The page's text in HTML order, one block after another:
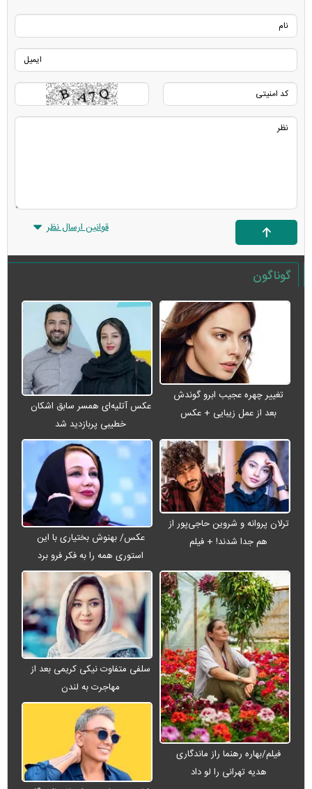
قوانین ارسال نظر
گوناگون
تغییر چهره عجیب ابرو گوندش
بعد از عمل زیبایی + عکس
عکس آتلیه‌ای همسر سابق اشکان
خطیبی پربازدید شد
ترلان پروانه و شروین حاجی‌پور از
هم جدا شدند! + فیلم
عکس/ بهنوش بختیاری با این
استوری همه را به فکر فرو برد
فیلم/بهاره رهنما راز ماندگاری
هدیه تهرانی را لو داد
سلفی متفاوت نیکی کریمی بعد از
مهاجرت به لندن